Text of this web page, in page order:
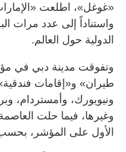
«غوغل»، اطلعت
واستناداً إلى عدد مرات
الدولية حول العالم.
وتفوقت مدينة دبي في
طيران» و«إقامات
ونيويورك، وأمستردام،
وغيرها، فيما حلت
الأول على المؤشر،